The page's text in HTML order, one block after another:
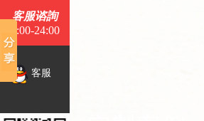
客服谘詢
9:00-24:00
客服